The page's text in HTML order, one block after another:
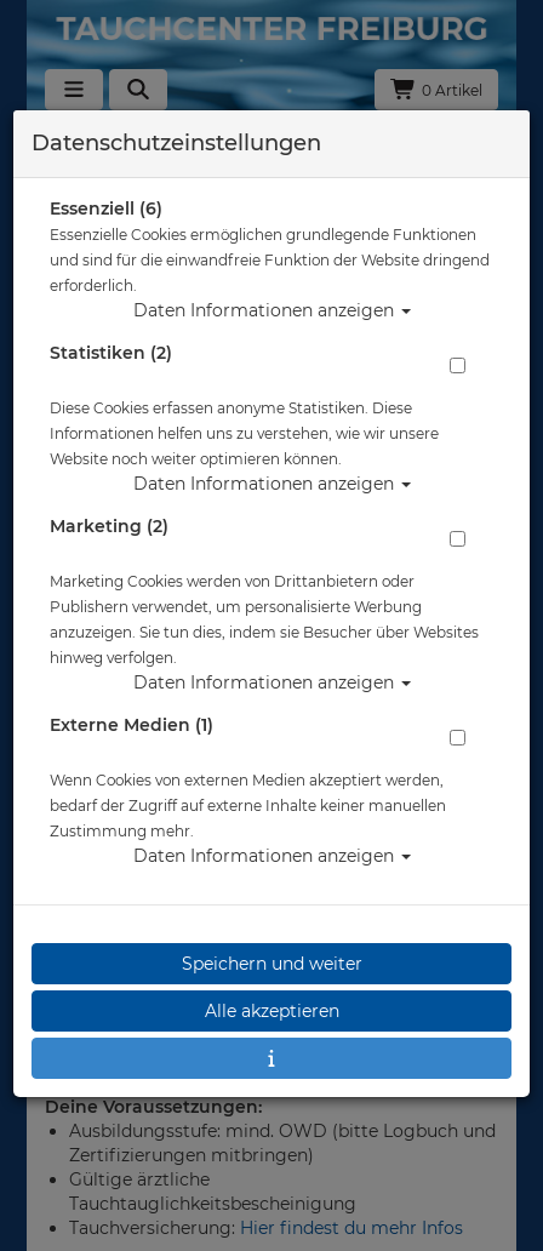
0 Artikel
Tauchausfahrt Plittersdorf Deglersee
28.06.2025
Tauchausfahrt Plittersdorf bei Rastatt "Deglersee"
Teilnehmer:
Mindestteilnehmerzahl: 6 , Maximalteilnehmer: 20
Südwesten mit einer maximalen Tiefe von 24m. Er
liegt idyllisch an einem Campingplatz und hat für
Taucher aller Erfahrungslevel viel zu bieten.
Unter Wasser begegnen Euch Karpfen, Krebse, große
Hechte, Welse und Störe, die sich im schönen
Bewuchs verstecken können. Die Sichtweiten sind
hier in aller Regel hervorragend. An der
angegliederte Tauchbasis können die Flaschen
Wir raten Euch euren rollbaren Koffer oder ähnliches
zum Transport eurer Tauchausrüstung mitzubringen.
Wir bieten Euch:
Treffpunkt bei uns am Tauchcenter um 08:30 Uhr.
Vor Ort können auch Fahrgemeinschaften
in unserem Kombi
Briefing am Tauchplatz
2 geguidete Tauchgänge (bitte Guidingwünsche
vorab anmelden)
Tauchgänge vor Ort absolvieren
Füllmöglichkeit (Luft und Nitrox) ist vorhanden
(die Flaschenfüllung wird dann vor Ort bezahlt)
Solltest du Leihausrüstung/Flaschen/Blei etc.
benötigen - bitte rechtzeitig vor der Ausfahrt bei
Deine Voraussetzungen:
Ausbildungsstufe: mind. OWD (bitte Logbuch und
Zertifizierungen mitbringen)
Gültige ärztliche
Tauchtauglichkeitsbescheinigung
Tauchversicherung: Hier findest du mehr Infos
Datenschutzeinstellungen
Essenziell (6)
Essenzielle Cookies ermöglichen grundlegende Funktionen
und sind für die einwandfreie Funktion der Website dringend
erforderlich.
Daten Informationen anzeigen
Statistiken (2)
Diese Cookies erfassen anonyme Statistiken. Diese
Informationen helfen uns zu verstehen, wie wir unsere
Website noch weiter optimieren können.
Daten Informationen anzeigen
Marketing (2)
Marketing Cookies werden von Drittanbietern oder
Publishern verwendet, um personalisierte Werbung
anzuzeigen. Sie tun dies, indem sie Besucher über Websites
hinweg verfolgen.
Daten Informationen anzeigen
Externe Medien (1)
Wenn Cookies von externen Medien akzeptiert werden,
bedarf der Zugriff auf externe Inhalte keiner manuellen
Zustimmung mehr.
Daten Informationen anzeigen
Speichern und weiter
Alle akzeptieren